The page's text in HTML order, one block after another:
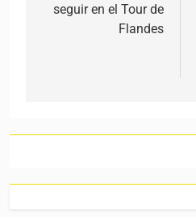
seguir en el Tour de
Flandes